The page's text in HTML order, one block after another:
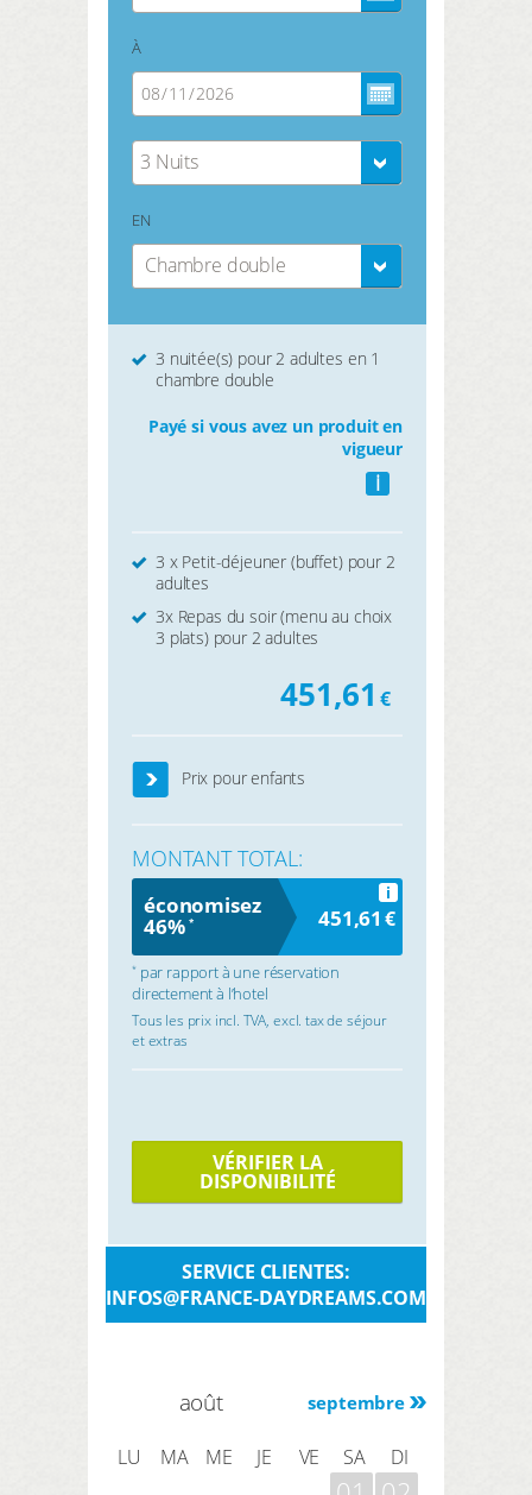
À
3 Nuits
EN
Chambre double
3 nuitée(s) pour 2 adultes en 1
chambre double
Payé si vous avez un produit en
vigueur
i
3 x Petit-déjeuner (buffet) pour 2
adultes
3x Repas du soir (menu au choix
3 plats) pour 2 adultes
451,61 €
Prix pour enfants
MONTANT TOTAL:
économisez
46%*
i
451,61 €
*par rapport à une réservation
directement à l’hotel
Tous les prix incl. TVA, excl. tax de séjour
et extras
VÉRIFIER LA
DISPONIBILITÉ
SERVICE CLIENTES:
INFOS@FRANCE-DAYDREAMS.COM
septembre
août
LU MA ME JE VE SA DI